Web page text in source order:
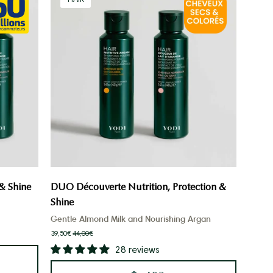
Shine
Découverte
Nutrition,
Protection
Shine
DUO Découverte Nutrition, Protection &
Shine
Gentle Almond Milk and Nourishing Argan
39,50€44,00€
28 reviews